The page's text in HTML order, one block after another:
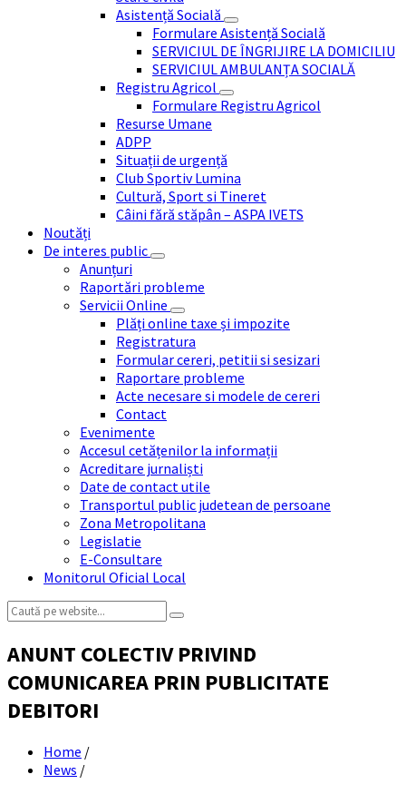
Asistență Socială
Formulare Asistență Socială
SERVICIUL DE ÎNGRIJIRE LA DOMICILIU
SERVICIUL AMBULANȚA SOCIALĂ
Registru Agricol
Formulare Registru Agricol
Resurse Umane
ADPP
Situații de urgență
Club Sportiv Lumina
Cultură, Sport si Tineret
Câini fără stăpân – ASPA IVETS
Noutăți
De interes public
Anunțuri
Raportări probleme
Servicii Online
Plăți online taxe și impozite
Registratura
Formular cereri, petitii si sesizari
Raportare probleme
Acte necesare si modele de cereri
Contact
Evenimente
Accesul cetățenilor la informații
Acreditare jurnaliști
Date de contact utile
Transportul public judetean de persoane
Zona Metropolitana
Legislatie
E-Consultare
Monitorul Oficial Local
Search:
ANUNT COLECTIV PRIVIND
COMUNICAREA PRIN PUBLICITATE
DEBITORI
Home /
News /